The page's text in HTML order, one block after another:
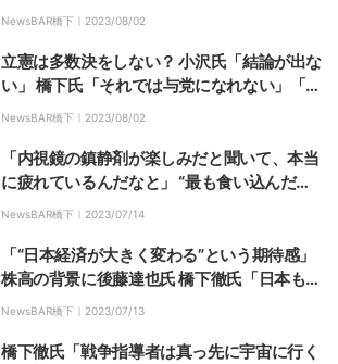
策”を提案
NewsBAR橋下｜ 2023/08/02
立憲は多数決をしない？ 小沢氏「結論が出な
い」 橋下氏「それでは与党になれない」「小
沢さんらが支えるのが重要では」
NewsBAR橋下｜ 2023/08/02
「内視鏡の鎮静剤が楽しみだと聞いて、本当
に疲れているんだなと」 “最も食い込んだ記
者”岩田明子氏が語る安倍元総理 橋下徹氏
来る」
NewsBAR橋下｜ 2023/07/14
「“日本経済が大きく変わる”という期待感」
株高の背景に後藤達也氏 橋下徹氏「日本もま
ず株主のことを考えないと」
NewsBAR橋下｜ 2023/07/13
橋下徹氏「戦争指導者は真っ先に宇宙に行く